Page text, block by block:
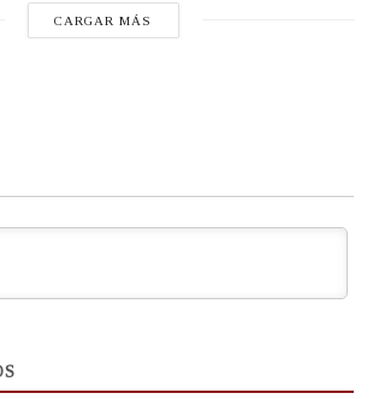
CARGAR MÁS